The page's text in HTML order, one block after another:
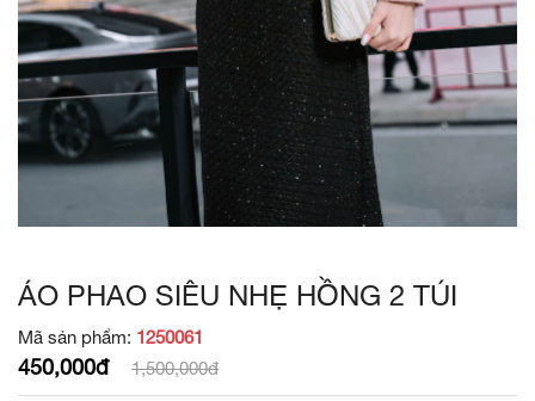
ÁO PHAO SIÊU NHẸ HỒNG 2 TÚI
Mã sản phẩm: 1250061
450,000đ 1,500,000đ